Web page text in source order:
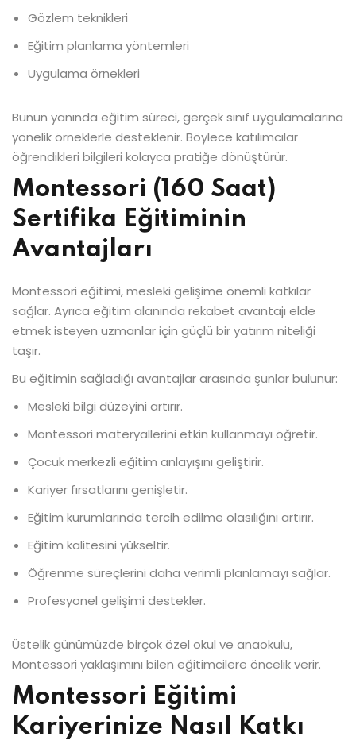
Gözlem teknikleri
Eğitim planlama yöntemleri
Uygulama örnekleri
Bunun yanında eğitim süreci, gerçek sınıf uygulamalarına
yönelik örneklerle desteklenir. Böylece katılımcılar
öğrendikleri bilgileri kolayca pratiğe dönüştürür.
Montessori (160 Saat)
Sertifika Eğitiminin
Avantajları
Montessori eğitimi, mesleki gelişime önemli katkılar
sağlar. Ayrıca eğitim alanında rekabet avantajı elde
etmek isteyen uzmanlar için güçlü bir yatırım niteliği
taşır.
Bu eğitimin sağladığı avantajlar arasında şunlar bulunur:
Mesleki bilgi düzeyini artırır.
Montessori materyallerini etkin kullanmayı öğretir.
Çocuk merkezli eğitim anlayışını geliştirir.
Kariyer fırsatlarını genişletir.
Eğitim kurumlarında tercih edilme olasılığını artırır.
Eğitim kalitesini yükseltir.
Öğrenme süreçlerini daha verimli planlamayı sağlar.
Profesyonel gelişimi destekler.
Üstelik günümüzde birçok özel okul ve anaokulu,
Montessori yaklaşımını bilen eğitimcilere öncelik verir.
Montessori Eğitimi
Kariyerinize Nasıl Katkı